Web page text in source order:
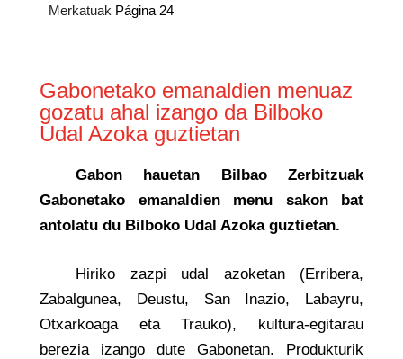
Merkatuak Página 24
Gabonetako emanaldien menuaz
gozatu ahal izango da Bilboko
Udal Azoka guztietan
Gabon hauetan Bilbao Zerbitzuak
Gabonetako emanaldien menu sakon bat
antolatu du Bilboko Udal Azoka guztietan.
Hiriko zazpi udal azoketan (Erribera,
Zabalgunea, Deustu, San Inazio, Labayru,
Otxarkoaga eta Trauko), kultura-egitarau
berezia izango dute Gabonetan. Produkturik